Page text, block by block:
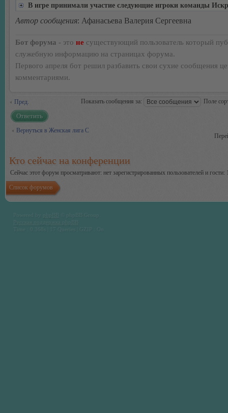
В игре принимали участие следующие игроки команды
Автор сообщения: Афанасьева Валерия Сергеевна
Бот форума - это не существующий пользователь который
служебную информацию на страницах форума.
Первого апреля бот решил разбавить свои сухие сообщения
комментариями.
Пред. Показать сообщения за: Поле
Ответить
Вернуться в Женская лига С
Кто сейчас на конференции
Сейчас этот форум просматривают: нет зарегистрированных пользователей и гости:
Список форумов
Time : 0.368s | 17 Queries | GZIP : On